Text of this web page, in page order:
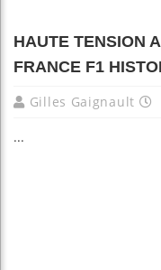
HAUTE TENSION
FRANCE F1
Gilles Gaignault
...